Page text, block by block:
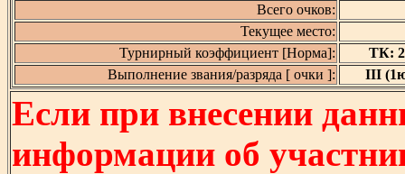
Всего очков:
Текущее место:
Турнирный коэффициент [Норма]:
ТК:
Выполнение звания/разряда [ очки ]:
III
Если при внесении
информации об